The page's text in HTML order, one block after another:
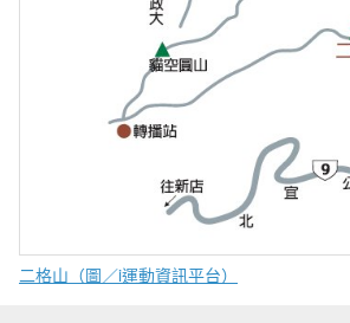
二格山（圖／i運動資訊平台）